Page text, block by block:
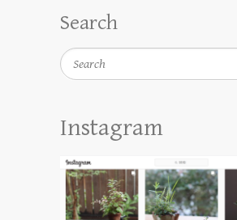
Search
Search
Instagram